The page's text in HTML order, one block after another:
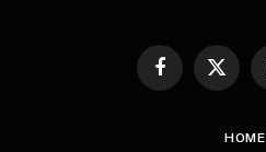
Facebook
X
HOME